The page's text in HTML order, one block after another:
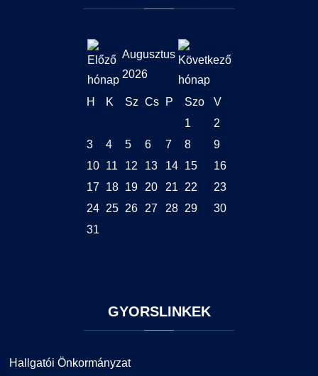
Augusztus
2026
H K Sz Cs P Szo
V
1
2
3
4 5 6 7 8
9
10
11 12 13 14 15
16
17
18 19 20 21 22
23
24 25 26 27 28 29
30
31
GYORSLINKEK
Hallgatói Önkormányzat